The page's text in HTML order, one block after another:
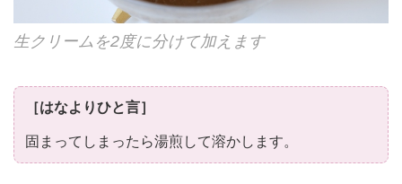
生クリームを2度に分けて加えます
［はなよりひと言］
固まってしまったら湯煎して溶かします。